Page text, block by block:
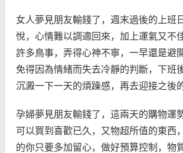
女人夢見朋友輸錢了，週末過後的上班
悅，心情難以調適回來，加上運氣又不
許多鳥事，弄得心神不寧，一早還是避
免得因為情緒而失去冷靜的判斷，下班
沉澱一下一天的煩躁感，再去迎接之後
孕婦夢見朋友輸錢了，這兩天的購物運
可以買到喜歡已久，又物超所值的東西
的你只要多加留心，做好預算控制，物